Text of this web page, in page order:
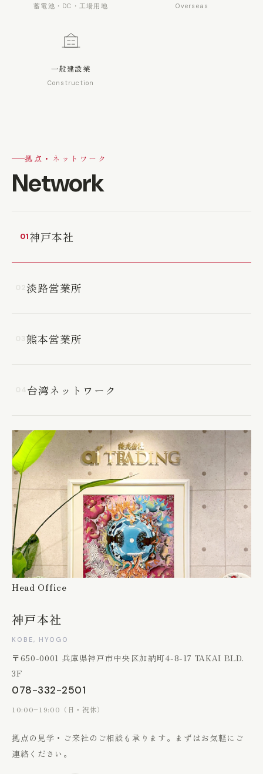
蓄電池・DC・工場用地 Overseas
一般建設業
Construction
拠点・ネットワーク
Network
01神戸本社
淡路営業所
熊本営業所
台湾ネットワーク
拠点の見学・ご来社のご相談も承ります。 まずはお気軽にご
連絡ください。
Head Office
神戸本社
KOBE, HYOGO
〒650-0001 兵庫県神戸市中央区加納町4-8-17 TAKAI BLD.
3F
078-332-2501
10:00–19:00（日・祝休）